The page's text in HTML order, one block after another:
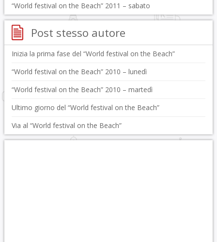
“World festival on the Beach” 2011 – sabato
Post stesso autore
Inizia la prima fase del “World festival on the Beach”
“World festival on the Beach” 2010 – lunedì
“World festival on the Beach” 2010 – martedì
Ultimo giorno del “World festival on the Beach”
Via al “World festival on the Beach”